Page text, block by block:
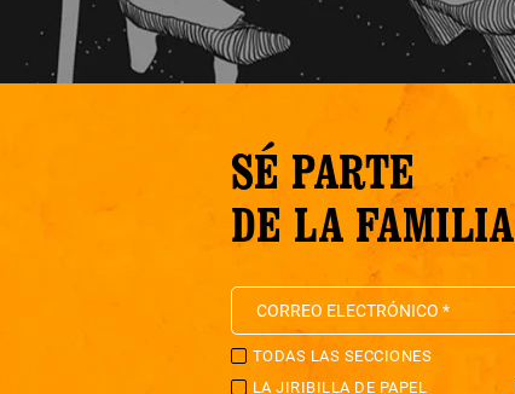
SÉ PARTE
DE LA FAMILIA
TODAS LAS SECCIONES
LA JIRIBILLA DE PAPEL